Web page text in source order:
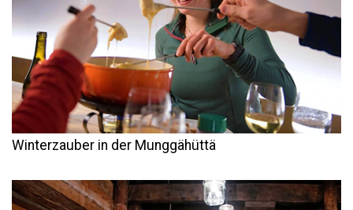
Winterzauber in der Munggähüttä